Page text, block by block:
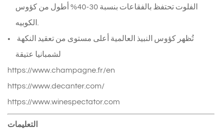
الفلوت تحتفظ بالفقاعات بنسبة 30-40% أطول من كؤوس
لشمبانيا عتيقة
https://www.champagne.fr/en
https://www.decanter.com/
https://www.winespectator.com
التعليمات